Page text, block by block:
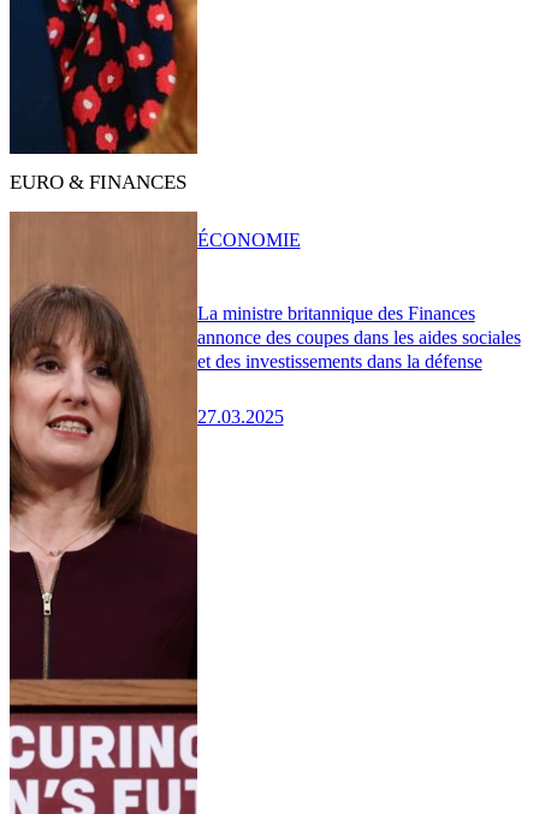
EURO & FINANCES
La ministre britannique des Finances
annonce des coupes dans les aides sociales
et des investissements dans la défense
27.03.2025
ÉCONOMIE